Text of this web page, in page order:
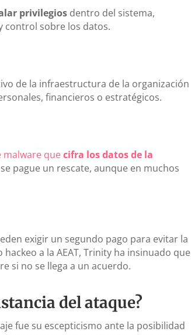
privilegios dentro del sistema,
control sobre los datos.
de la infraestructura de la organización
financieros o estratégicos.
malware quecifra los datos de la
pague un rescate, aunque en muchos
exigir un segundo pago para evitar la
a la AEAT, Trinity ha insinuado que
si no se llega a un acuerdo.
del ataque?
fue su escepticismo ante la posibilidad